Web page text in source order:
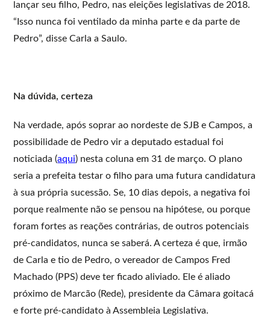
lançar seu filho, Pedro, nas eleições legislativas de 2018.
“Isso nunca foi ventilado da minha parte e da parte de
Pedro”, disse Carla a Saulo.
Na dúvida, certeza
Na verdade, após soprar ao nordeste de SJB e Campos, a
possibilidade de Pedro vir a deputado estadual foi
noticiada (aqui) nesta coluna em 31 de março. O plano
seria a prefeita testar o filho para uma futura candidatura
à sua própria sucessão. Se, 10 dias depois, a negativa foi
porque realmente não se pensou na hipótese, ou porque
foram fortes as reações contrárias, de outros potenciais
pré-candidatos, nunca se saberá. A certeza é que, irmão
de Carla e tio de Pedro, o vereador de Campos Fred
Machado (PPS) deve ter ficado aliviado. Ele é aliado
próximo de Marcão (Rede), presidente da Câmara goitacá
e forte pré-candidato à Assembleia Legislativa.